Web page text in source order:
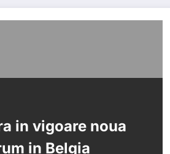
in vigoare noua
in Belgia